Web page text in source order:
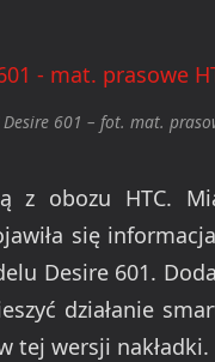
Desire 601 – fot. mat.
z obozu HTC.
się
Desire 601.
działanie
tej wersji nakładki.